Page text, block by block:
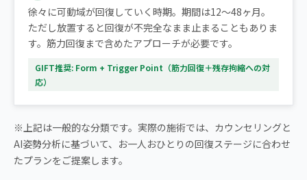
徐々に可動域が回復していく時期。期間は12〜48ヶ月。
ただし放置すると回復が不完全なまま止まることもありま
す。筋力回復まで含めたアプローチが必要です。
GIFT推奨: Form + Trigger Point（筋力回復＋残存拘縮への対
応）
※上記は一般的な分類です。実際の施術では、カウンセリングと
AI姿勢分析に基づいて、お一人おひとりの回復ステージに合わせ
たプランをご提案します。